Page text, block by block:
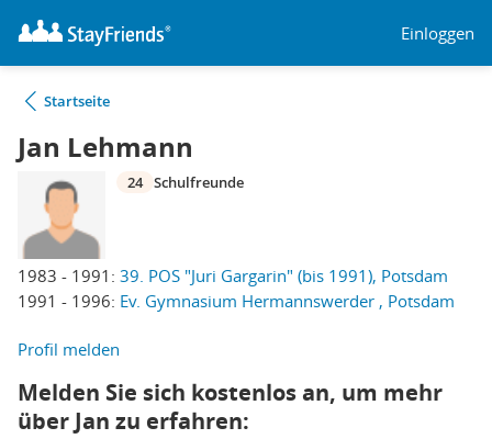
Einloggen
Startseite
Jan Lehmann
1983 - 1991: 39. POS "Juri Gargarin" (bis 1991), Potsdam
1991 - 1996: Ev. Gymnasium Hermannswerder , Potsdam
24 Schulfreunde
Profil melden
Melden Sie sich kostenlos an, um mehr
über Jan zu erfahren: